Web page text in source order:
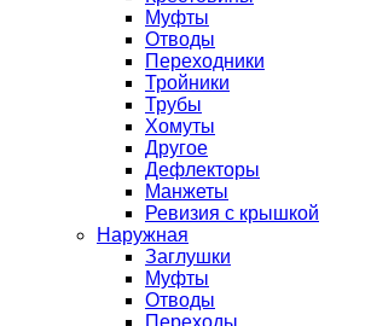
Муфты
Отводы
Переходники
Тройники
Трубы
Хомуты
Другое
Дефлекторы
Манжеты
Ревизия с крышкой
Наружная
Заглушки
Муфты
Отводы